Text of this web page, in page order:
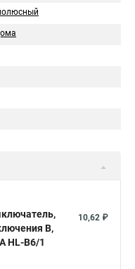
B,
HL-B6/1
10,62 ₽